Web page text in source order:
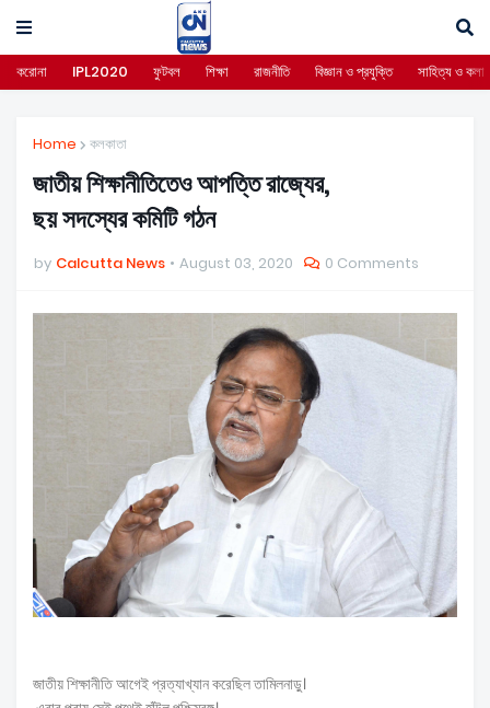
করোনা IPL2020 ফুটবল শিক্ষা রাজনীতি বিজ্ঞান ও প্রযুক্তি সাহিত্য ও কলা
Home কলকাতা
জাতীয় শিক্ষানীতিতেও আপত্তি রাজ্যের,
ছয় সদস্যের কমিটি গঠন
by Calcutta News August 03, 2020 0 Comments
জাতীয় শিক্ষানীতি আগেই প্রত্যাখ্যান করেছিল তামিলনাড়ু।